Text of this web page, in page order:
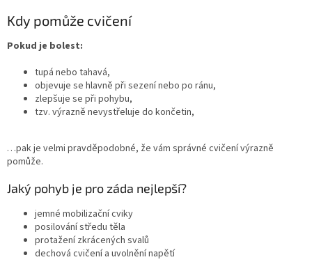
Kdy pomůže cvičení
Pokud je bolest:
tupá nebo tahavá,
objevuje se hlavně při sezení nebo po ránu,
zlepšuje se při pohybu,
tzv. výrazně nevystřeluje do končetin,
…pak je velmi pravděpodobné, že vám správné cvičení výrazně
pomůže.
Jaký pohyb je pro záda nejlepší?
jemné mobilizační cviky
posilování středu těla
protažení zkrácených svalů
dechová cvičení a uvolnění napětí